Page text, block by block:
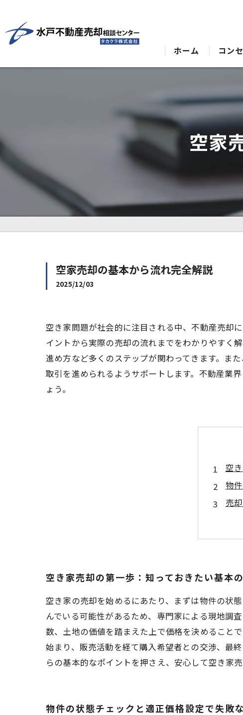
ホーム コン
水戸
水戸の
空家
空家売却の基本から流れ完全解説
2025/12/03
空き家問題が社会的に注目される中、不動産売却
イントから実際の売却の流れまでをわかりやすく
進め方など多くのステップが関わってきます。ま
取引を進められるようサポートします。不動産業
ょう。
空
物
売
税
空
失
空き家売却の第一歩：知っておきたい基本
空き家の売却を始めるにあたり、まずは物件の状
んでいる可能性があるため、専門家による現地調
数、土地の価値を踏まえた上で価格を決めること
始まり、販売活動を経て購入希望者との交渉、最
らの基本的なポイントを押さえ、安心して空き家売
物件の状態チェックと適正価格設定で失敗